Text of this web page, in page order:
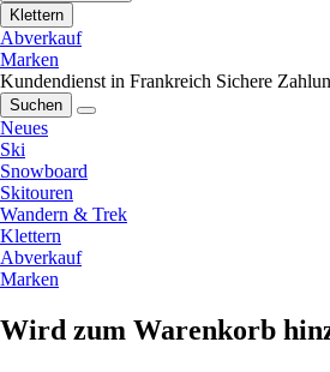
Klettern
Abverkauf
Marken
Kundendienst in Frankreich Sichere
Suchen
Neues
Ski
Snowboard
Skitouren
Wandern & Trek
Klettern
Abverkauf
Marken
Wird zum Warenkorb